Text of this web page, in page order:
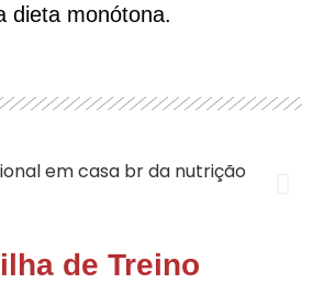
dieta monótona.
de Treino